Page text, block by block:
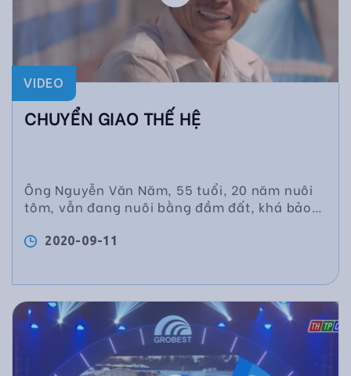
VIDEO
CHUYỂN GIAO THẾ HỆ
Ông Nguyễn Văn Năm, 55 tuổi, 20 năm nuôi
tôm, vẫn đang nuôi bằng đầm đất, khá bảo
22 tuổi, từng đi làm cho công ty thủy sản, đã
2020-09-11